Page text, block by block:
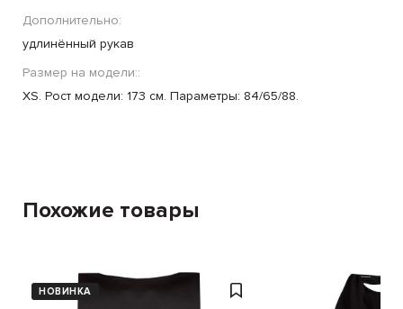
Дополнительно:
удлинённый рукав
Размер на модели::
XS. Рост модели: 173 см. Параметры: 84/65/88.
Похожие товары
НОВИНКА